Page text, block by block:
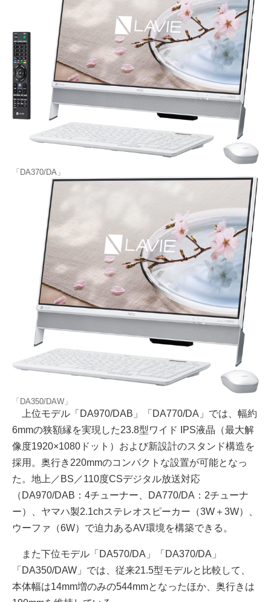
「DA370/DA」
「DA350/DAW」
上位モデル「DA970/DAB」「DA770/DA」では、幅約
6mmの狭額縁を実現した23.8型ワイド IPS液晶（最大解
像度1920×1080ドット）および新設計のスタンド構造を
採用。奥行き220mmのコンパクトな設置が可能となっ
た。地上／BS／110度CSデジタル放送対応
（DA970/DAB：4チューナー、DA770/DA：2チューナ
ー）、ヤマハ製2.1chステレオスピーカー（3W＋3W）、
ウーファ（6W）で迫力あるAV環境を構築できる。
また下位モデル「DA570/DA」「DA370/DA」
「DA350/DAW」では、従来21.5型モデルと比較して、
本体幅は14mm増のみの544mmとなったほか、奥行きは